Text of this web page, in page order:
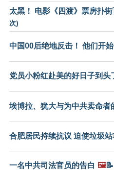
太黑！ 电影《四渡》票房扑
次)
中国00后绝地反击！ 他们开始
党员小粉红赴美的好日子到头
埃博拉、犹大与为中共卖命者
合肥居民持续抗议 迫使垃圾
一名中共司法官员的告白 🖼️📝